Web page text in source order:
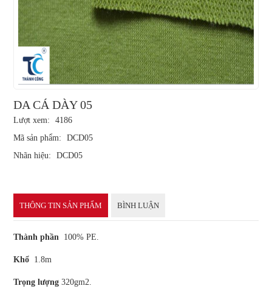
DA CÁ DÀY 05
Lượt xem:
4186
Mã sản phẩm:
DCD05
Nhãn hiệu:
DCD05
THÔNG TIN SẢN PHẨM BÌNH LUẬN
Thành phần 100% PE.
Khổ 1.8m
Trọng lượng 320gm2.